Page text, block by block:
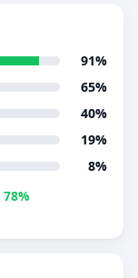
91%
65%
40%
19%
8%
78%